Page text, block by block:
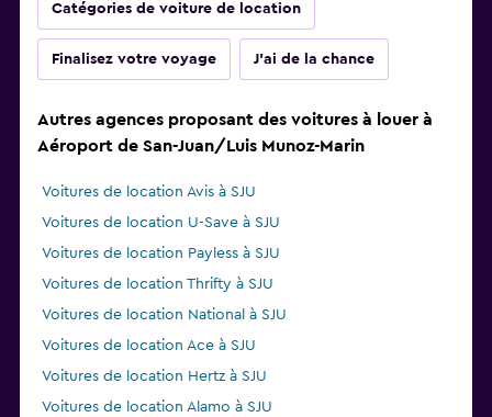
Catégories de voiture de location
Finalisez votre voyage J'ai de la chance
Autres agences proposant des voitures à louer à
Aéroport de San-Juan/Luis Munoz-Marin
Voitures de location Avis à SJU
Voitures de location U-Save à SJU
Voitures de location Payless à SJU
Voitures de location Thrifty à SJU
Voitures de location National à SJU
Voitures de location Ace à SJU
Voitures de location Hertz à SJU
Voitures de location Alamo à SJU